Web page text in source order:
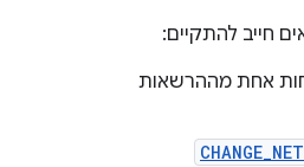
חייב להתקיים:
אחת מההרשאות